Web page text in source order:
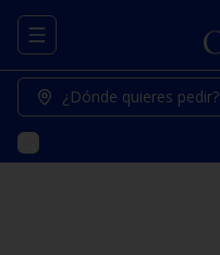
Abrir menu de navegación
¿Dónde quieres pedir?